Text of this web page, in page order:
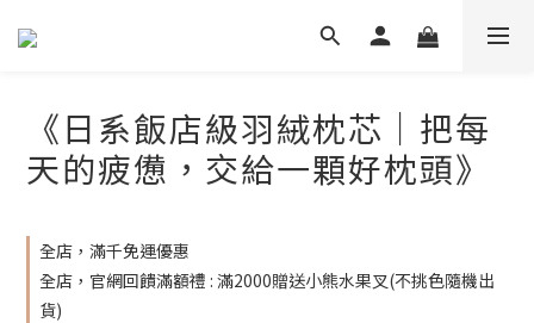
《日系飯店級羽絨枕芯｜把每
天的疲憊，交給一顆好枕頭》
全店，滿千免運優惠
全店，官網回饋滿額禮 : 滿2000贈送小熊水果叉(不挑色隨機出
貨)